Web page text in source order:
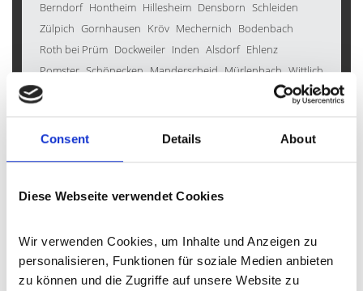
Consent Details About
Diese Webseite verwendet Cookies
Wir verwenden Cookies, um Inhalte und Anzeigen zu
personalisieren, Funktionen für soziale Medien anbieten
zu können und die Zugriffe auf unsere Website zu
Berndorf Hontheim Hillesheim Densborn Schleiden
Zülpich Gornhausen Kröv Mechernich Bodenbach
Roth bei Prüm Dockweiler Inden Alsdorf Ehlenz
Pomster Schönecken Manderscheid Mürlenbach Wittlich
Pelm
Üxheim
Wallenborn
Hohenfels-Essingen
Walsdorf
Burbach Wershofen Dohm-Lammersdorf
Kerschenbach Nohn Mehren Jünkerath Rockeskyll
Winkel (Eifel)
Neuheilenbach Hellenthal Düren Prüm
Gerolstein Lind Barweiler Lissendorf Nettersheim